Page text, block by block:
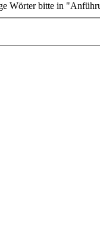
Wörter bitte in